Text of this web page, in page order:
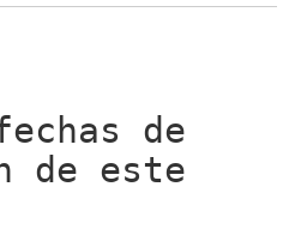
de
de este